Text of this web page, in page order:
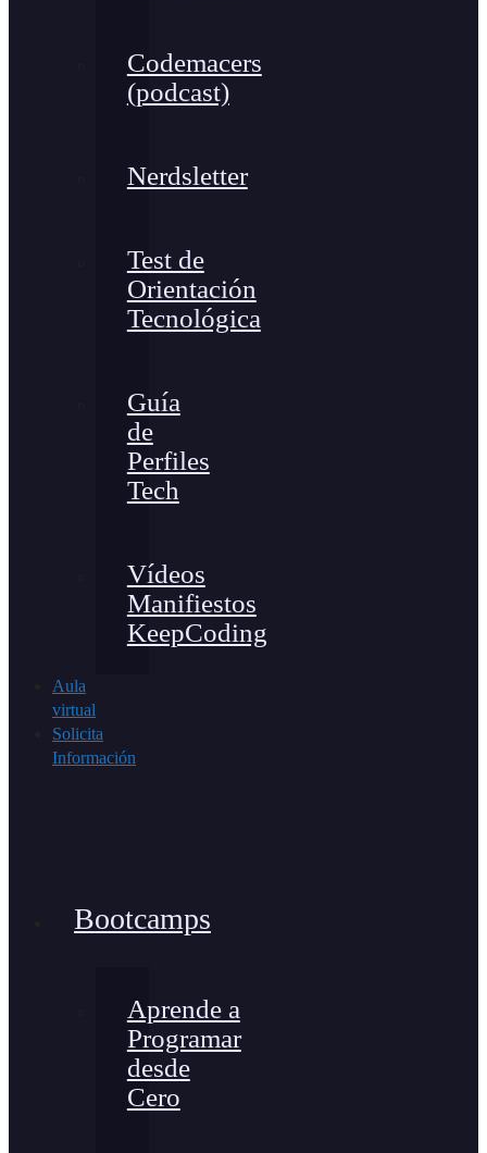
Codemacers
(podcast)
Nerdsletter
Test de
Orientación
Tecnológica
Guía
de
Perfiles
Tech
Vídeos
Manifiestos
KeepCoding
Aula
virtual
Solicita
Información
Bootcamps
Aprende a
Programar
desde
Cero